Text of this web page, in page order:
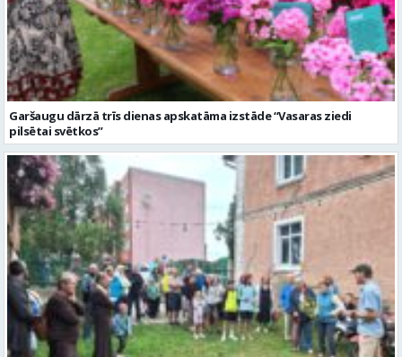
Garšaugu dārzā trīs dienas apskatāma izstāde “Vasaras ziedi
pilsētai svētkos”